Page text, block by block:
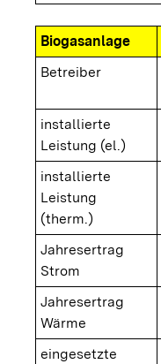
Biogasanlage
Betreiber
installierte
Leistung (el.)
installierte
Leistung
(therm.)
Jahresertrag
Strom
Jahresertrag
Wärme
eingesetzte